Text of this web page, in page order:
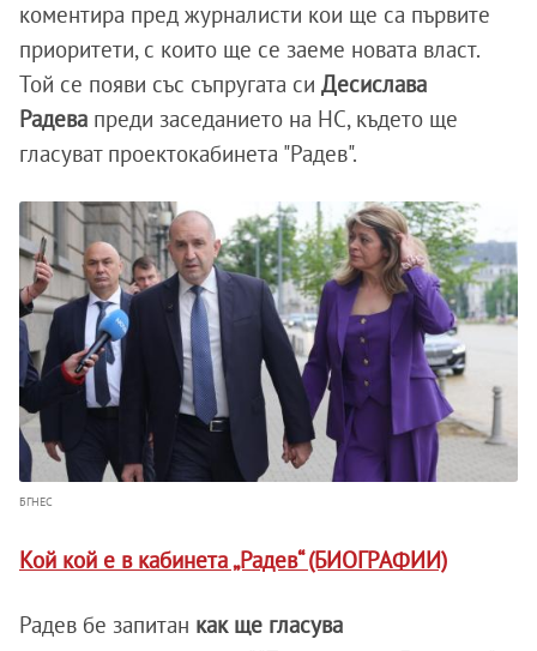
коментира пред журналисти кои ще са първите
приоритети, с които ще се заеме новата власт.
Той се появи със съпругата си Десислава
Радева преди заседанието на НС, където ще
гласуват проектокабинета "Радев".
БГНЕС
Кой кой е в кабинета „Радев“ (БИОГРАФИИ)
Радев бе запитан как ще гласува